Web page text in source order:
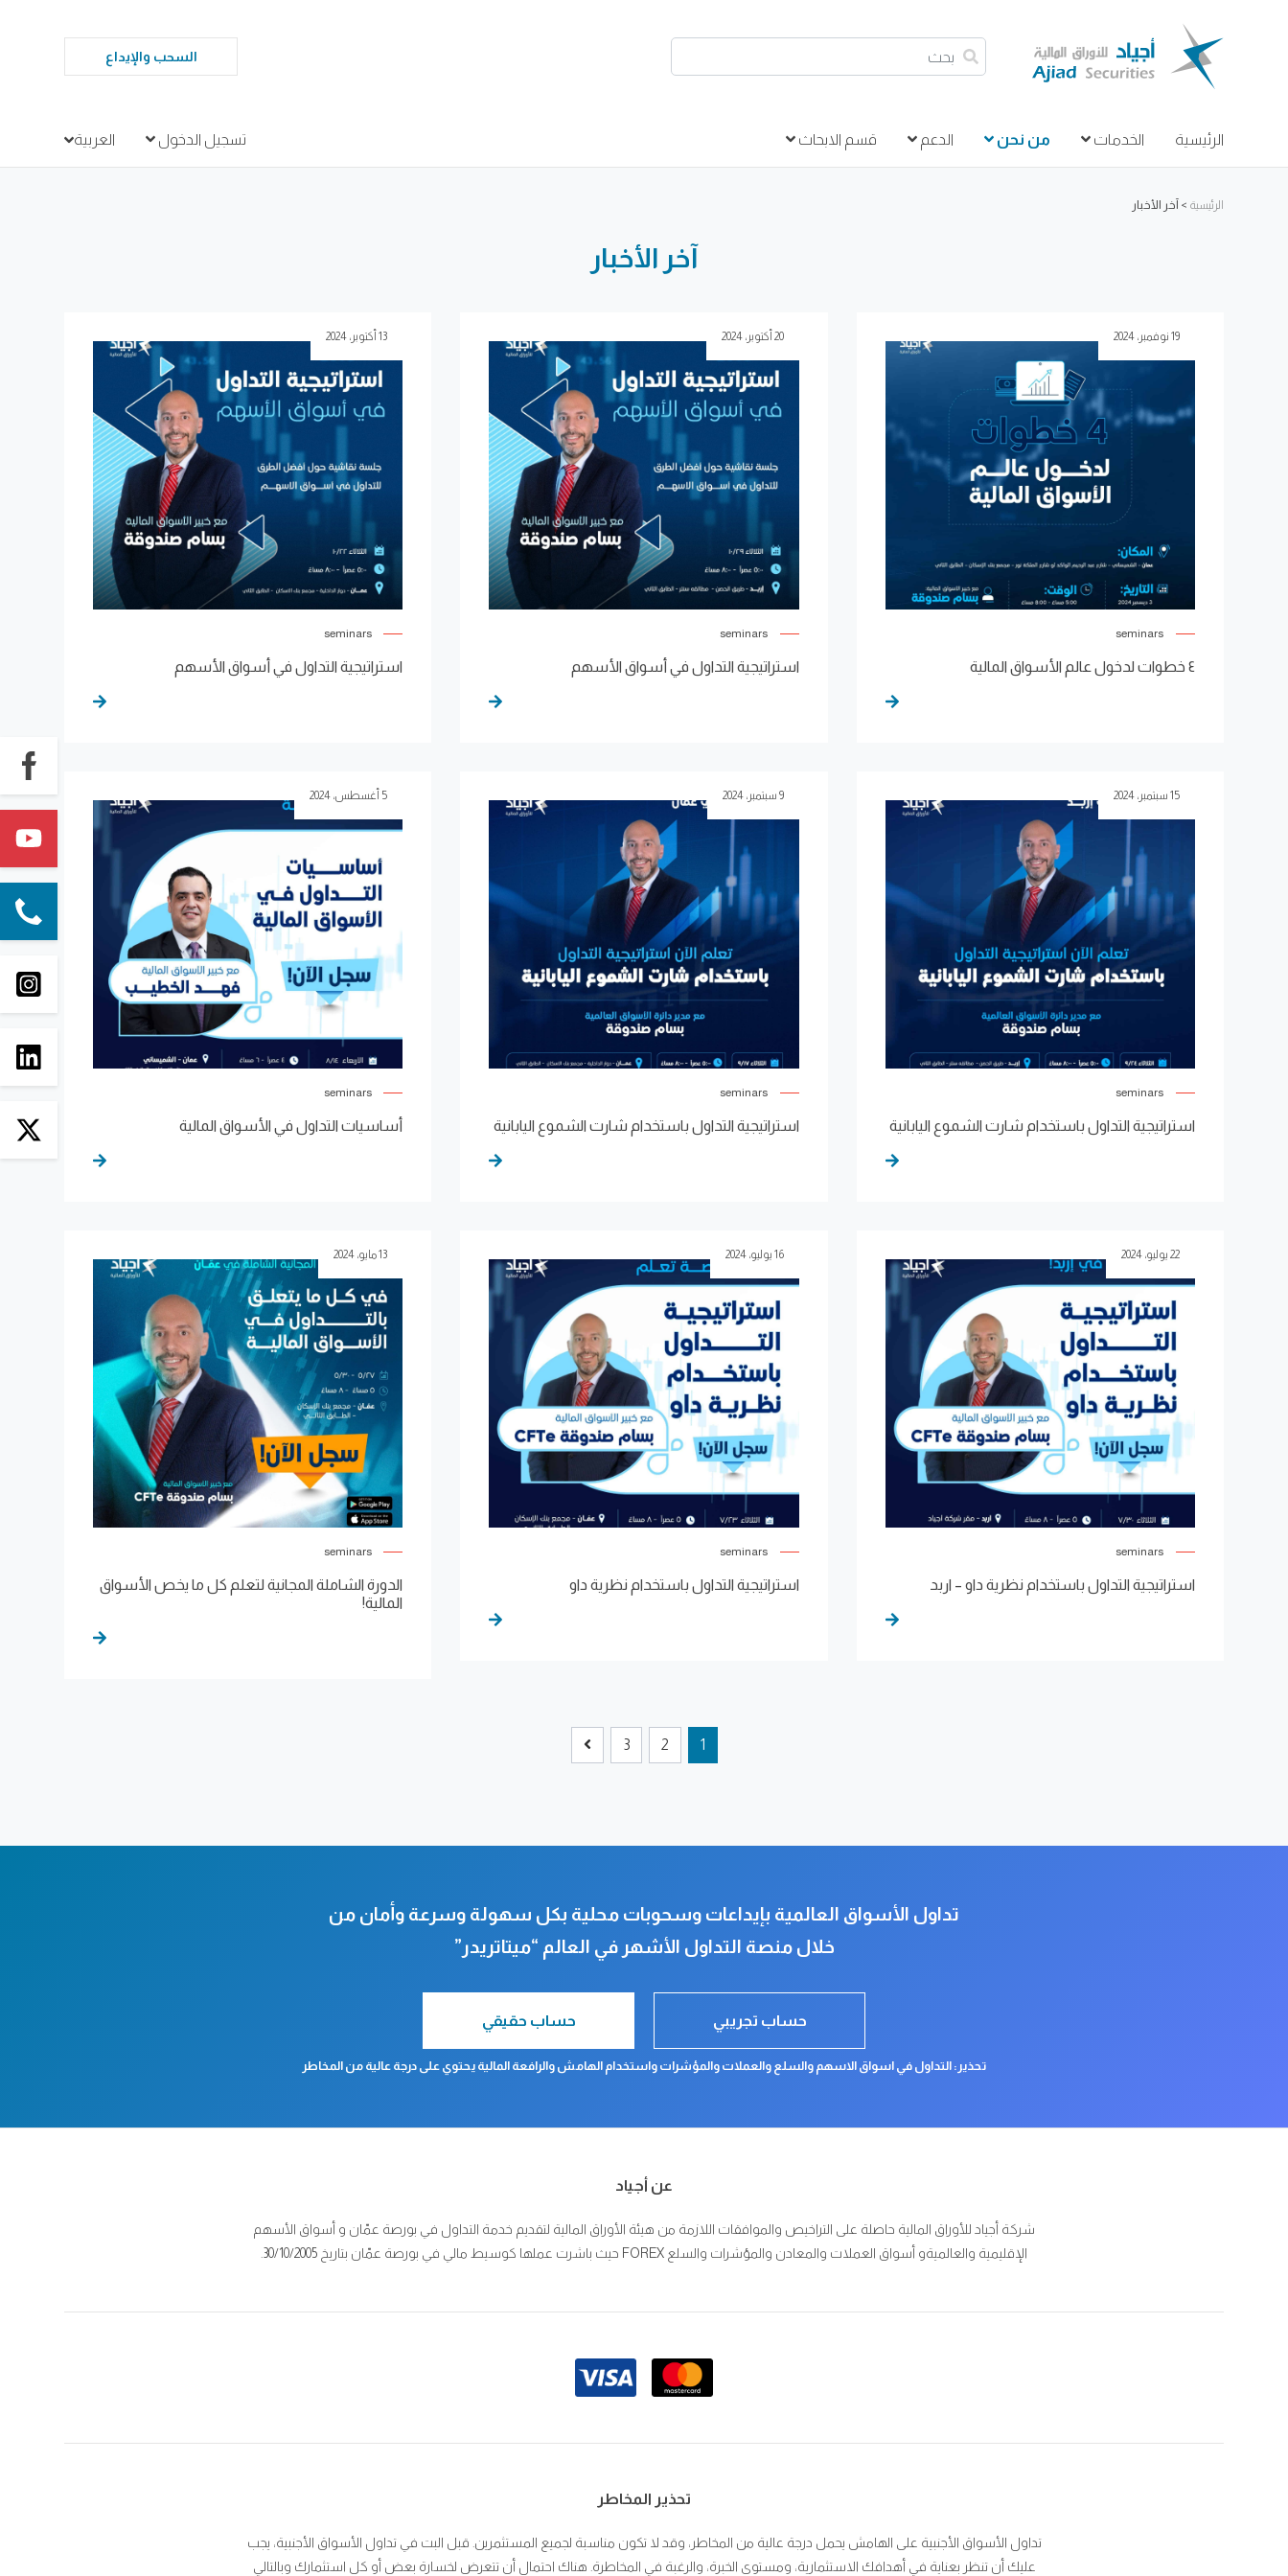
بحث
السحب والإيداع
الرئيسية الخدمات من نحن الدعم قسم الابحاث تسجيل الدخول العربية
الرئيسية > آخر الأخبار
آخر الأخبار
seminars
٤ خطوات لدخول عالم الأسواق المالية
19 نوفمبر، 2024
seminars
استراتيجية التداول في أسواق الأسهم
20 أكتوبر، 2024
seminars
استراتيجية التداول في أسواق الأسهم
13 أكتوبر، 2024
seminars
استراتيجية التداول باستخدام شارت الشموع اليابانية
15 سبتمبر، 2024
seminars
استراتيجية التداول باستخدام شارت الشموع اليابانية
9 سبتمبر، 2024
seminars
أساسيات التداول في الأسواق المالية
5 أغسطس، 2024
seminars
استراتيجية التداول باستخدام نظرية داو – اربد
22 يوليو، 2024
seminars
استراتيجية التداول باستخدام نظرية داو
16 يوليو، 2024
seminars
الدورة الشاملة المجانية لتعلم كل ما يخص الأسواق
المالية!
13 مايو، 2024
1
2
3
تداول الأسواق العالمية بإيداعات وسحوبات محلية بكل سهولة وسرعة وأمان من
خلال منصة التداول الأشهر في العالم “ميتاتريدر”
حساب تجريبي حساب حقيقي
تحذير: التداول في اسواق الاسهم والسلع والعملات والمؤشرات واستخدام الهامش والرافعة المالية يحتوي على درجة عالية من المخاطر
عن أجياد
شركة أجياد للأوراق المالية حاصلة على التراخيص والموافقات اللازمة من هيئة الأوراق المالية لتقديم خدمة التداول في بورصة عمّان و أسواق الأسهم
الإقليمية والعالميةو أسواق العملات والمعادن والمؤشرات والسلع FOREX حيث باشرت عملها كوسيط مالي في بورصة عمّان بتاريخ 30/10/2005.
تحذير المخاطر
تداول الأسواق الأجنبية على الهامش يحمل درجة عالية من المخاطر، وقد لا تكون مناسبة لجميع المستثمرين. قبل البت في تداول الأسواق الأجنبية، يجب
عليك أن تنظر بعناية في أهدافك الاستثمارية، ومستوى الخبرة، والرغبة في المخاطرة. هناك احتمال أن تتعرض لخسارة بعض أو كل استثمارك وبالتالي